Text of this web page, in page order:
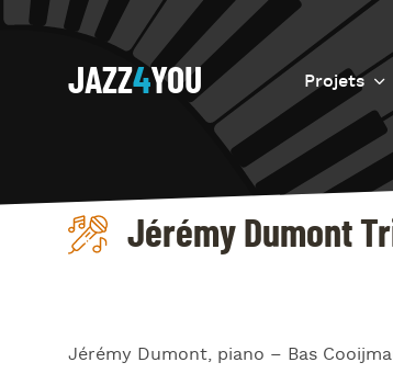
JAZZ4YOU Projets
Eretz
Jérémy Dumont
Jérémy Dumont, piano – Bas